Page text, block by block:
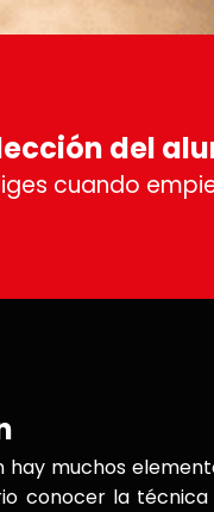
del
cuando
hay muchos
conocer la